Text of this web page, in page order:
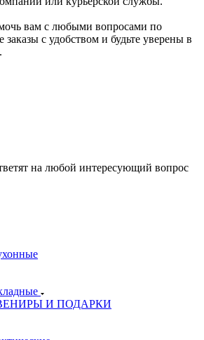
вам с любыми вопросами по
с удобством и будьте уверены в
на любой интересующий вопрос
И ПОДАРКИ